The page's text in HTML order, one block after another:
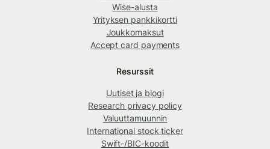
Wise-alusta
Yrityksen pankkikortti
Joukkomaksut
Accept card payments
Resurssit
Uutiset ja blogi
Research privacy policy
Valuuttamuunnin
International stock ticker
Swift-/BIC-koodit